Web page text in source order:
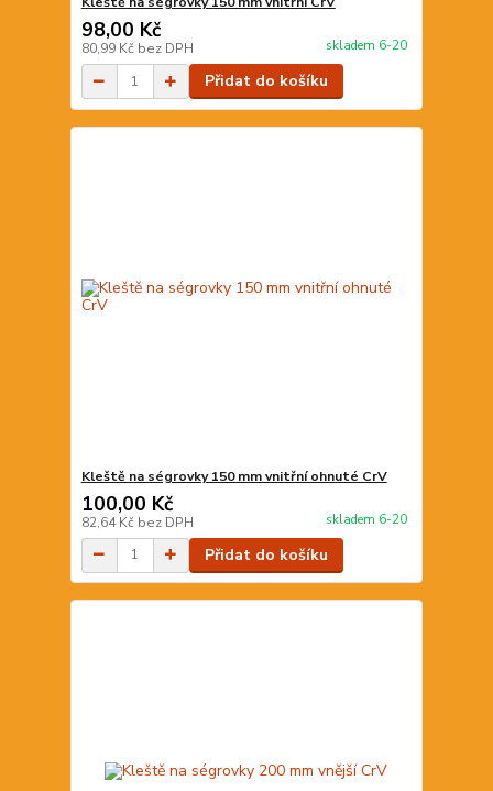
98,00 Kč
80,99 Kč bez DPH skladem 6-20
Přidat do košíku
Kleště na ségrovky 150 mm vnitřní ohnuté CrV
100,00 Kč
82,64 Kč bez DPH skladem 6-20
Přidat do košíku